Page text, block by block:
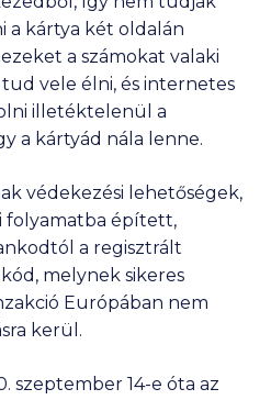
a kártya két oldalán
a számokat valaki
tud vele élni, és internetes
illetéktelenül a
a kártyád nála lenne.
védekezési lehetőségek,
folyamatba épített,
a regisztrált
melynek sikeres
Európában nem
kerül.
szeptember 14-e óta az